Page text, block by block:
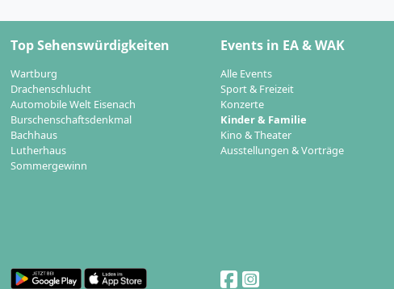
Top Sehenswürdigkeiten
Wartburg
Drachenschlucht
Automobile Welt Eisenach
Burschenschaftsdenkmal
Bachhaus
Lutherhaus
Sommergewinn
Events in EA & WAK
Alle Events
Sport & Freizeit
Konzerte
Kinder & Familie
Kino & Theater
Ausstellungen & Vorträge